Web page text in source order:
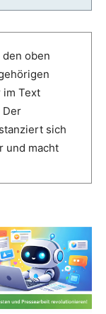
oben
im Text
Der
sich
und macht